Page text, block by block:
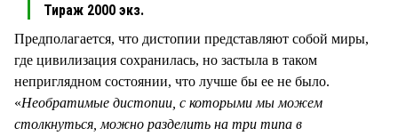
Тираж 2000 экз.
Предполагается, что дистопии представляют собой миры,
где цивилизация сохранилась, но застыла в таком
неприглядном состоянии, что лучше бы ее не было.
«Необратимые дистопии, с которыми мы можем
столкнуться, можно разделить на три типа в